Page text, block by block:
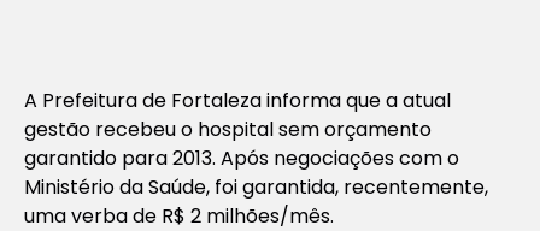
A Prefeitura de Fortaleza informa que a atual
gestão recebeu o hospital sem orçamento
garantido para 2013. Após negociações com o
Ministério da Saúde, foi garantida, recentemente,
uma verba de R$ 2 milhões/mês.